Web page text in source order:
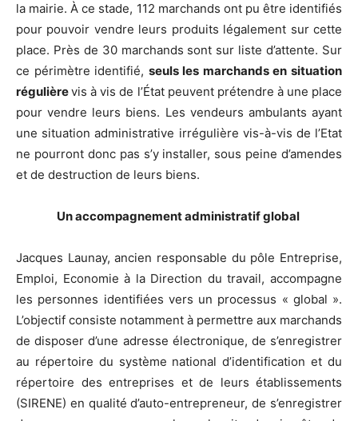
la mairie. À ce stade, 112 marchands ont pu être identifiés
pour pouvoir vendre leurs produits légalement sur cette
place. Près de 30 marchands sont sur liste d’attente. Sur
ce périmètre identifié, seuls les marchands en situation
régulièrevis à vis de l’État peuvent prétendre à une place
pour vendre leurs biens. Les vendeurs ambulants ayant
une situation administrative irrégulière vis-à-vis de l’Etat
ne pourront donc pas s’y installer, sous peine d’amendes
et de destruction de leurs biens.
Un accompagnement administratif global
Jacques Launay, ancien responsable du pôle Entreprise,
Emploi, Economie à la Direction du travail, accompagne
les personnes identifiées vers un processus « global ».
L’objectif consiste notamment à permettre aux marchands
de disposer d’une adresse électronique, de s’enregistrer
au répertoire du système national d’identification et du
répertoire des entreprises et de leurs établissements
(SIRENE) en qualité d’auto-entrepreneur, de s’enregistrer